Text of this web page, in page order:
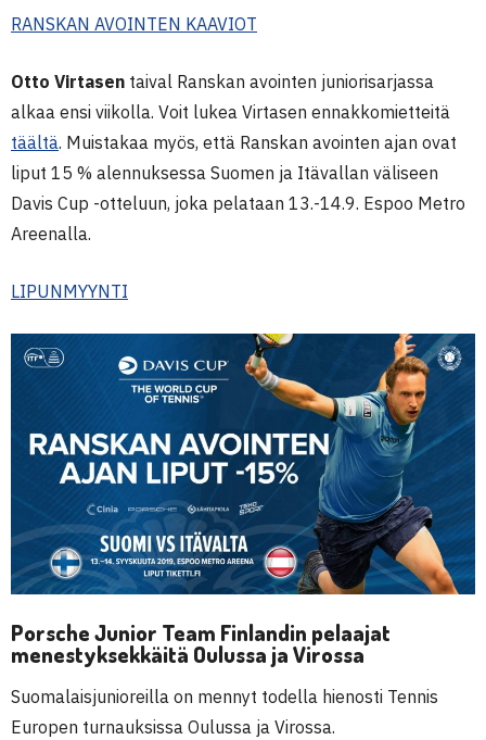
RANSKAN AVOINTEN KAAVIOT
Otto Virtasen taival Ranskan avointen juniorisarjassa
alkaa ensi viikolla. Voit lukea Virtasen ennakkomietteitä
täältä. Muistakaa myös, että Ranskan avointen ajan ovat
liput 15 % alennuksessa Suomen ja Itävallan väliseen
Davis Cup -otteluun, joka pelataan 13.-14.9. Espoo Metro
Areenalla.
LIPUNMYYNTI
Porsche Junior Team Finlandin pelaajat
menestyksekkäitä Oulussa ja Virossa
Suomalaisjunioreilla on mennyt todella hienosti Tennis
Europen turnauksissa Oulussa ja Virossa.